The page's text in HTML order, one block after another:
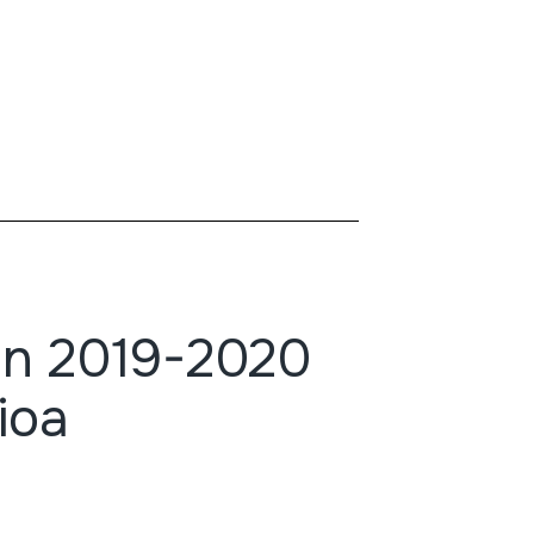
2019-2020